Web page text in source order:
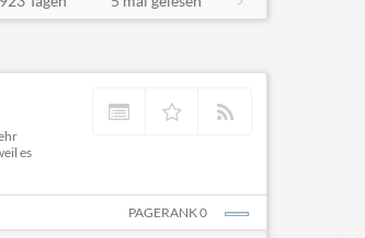
es
PAGERANK 0